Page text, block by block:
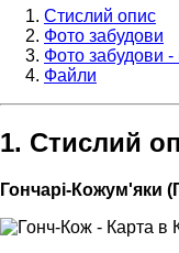
Стислий опис
Фото забудови
Фото забудови
Файли
1. Стислий
Гончарі-Кожум'яки